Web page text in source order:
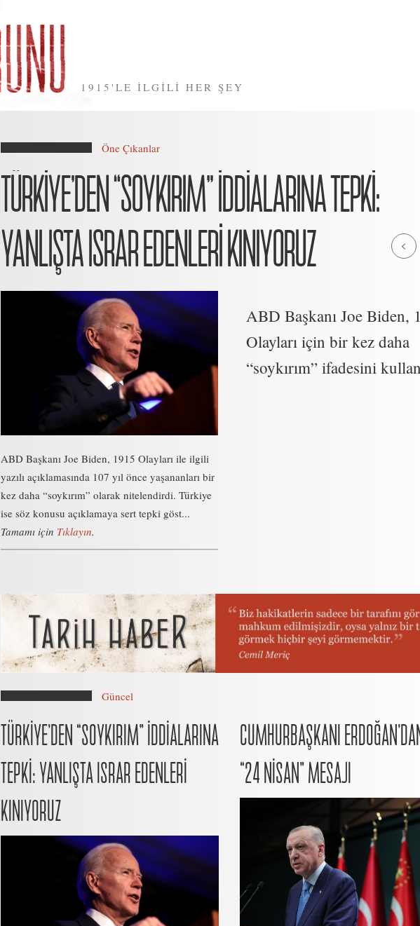
1915'LE İLGİLİ HER ŞEY
Öne Çıkanlar
TÜRKİYE’DEN “SOYKIRIM” İDDİALARINA TEPKİ:
YANLIŞTA ISRAR EDENLERİ KINIYORUZ
ABD Başkanı Joe Biden, 1915 Olayları ile ilgili
yazılı açıklamasında 107 yıl önce yaşananları bir
kez daha “soykırım” olarak nitelendirdi. Türkiye
ise söz konusu açıklamaya sert tepki göst...
Tamamı için Tıklayın.
ABD Başkanı Joe Biden,
Olayları için bir kez daha
“soykırım” ifadesini
Güncel
TÜRKİYE’DEN “SOYKIRIM” İDDİALARINA
TEPKİ: YANLIŞTA ISRAR EDENLERİ
KINIYORUZ
CUMHURBAŞKANI
“24 NİSAN” MESAJI